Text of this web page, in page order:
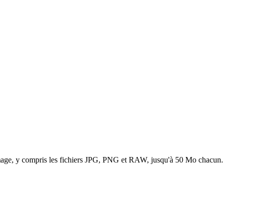
y compris les fichiers JPG, PNG et RAW, jusqu'à 50 Mo chacun.